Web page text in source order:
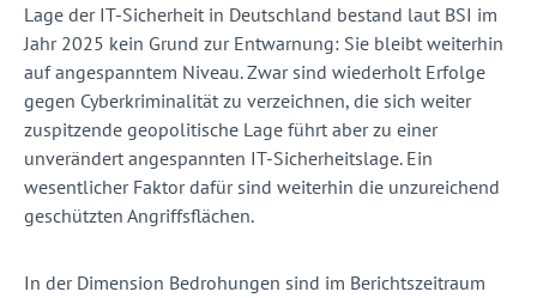
Lage der IT-Sicherheit in Deutschland bestand laut BSI im
Jahr 2025 kein Grund zur Entwarnung: Sie bleibt weiterhin
auf angespanntem Niveau. Zwar sind wiederholt Erfolge
gegen Cyberkriminalität zu verzeichnen, die sich weiter
zuspitzende geopolitische Lage führt aber zu einer
unverändert angespannten IT-Sicherheitslage. Ein
wesentlicher Faktor dafür sind weiterhin die unzureichend
ge­schützten Angriffsflächen.
In der Dimension Bedrohungen sind im Berichtszeitraum